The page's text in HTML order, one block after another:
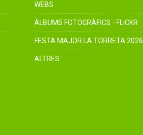
WEBS
ÀLBUMS FOTOGRÀFICS - FLICKR
FESTA MAJOR LA TORRETA 2026
ALTRES